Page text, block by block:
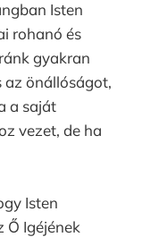
Isten
rohanó és
gyakran
önállóságot,
a saját
vezet, de ha
Isten
Ő Igéjének